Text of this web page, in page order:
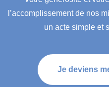
l’accomplissement de nos
un acte simple et
Je deviens